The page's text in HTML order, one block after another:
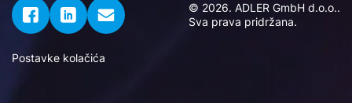
© 2026. ADLER GmbH d.o.o..
Sva prava pridržana.
Postavke kolačića